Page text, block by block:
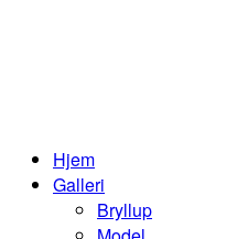
Hjem
Galleri
Bryllup